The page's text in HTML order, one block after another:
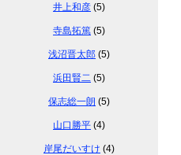
井上和彦 (5)
寺島拓篤 (5)
浅沼晋太郎 (5)
浜田賢二 (5)
保志総一朗 (5)
山口勝平 (4)
岸尾だいすけ (4)